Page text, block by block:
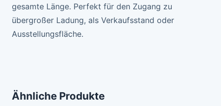
gesamte Länge. Perfekt für den Zugang zu
übergroßer Ladung, als Verkaufsstand oder
Ausstellungsfläche.
Ähnliche Produkte